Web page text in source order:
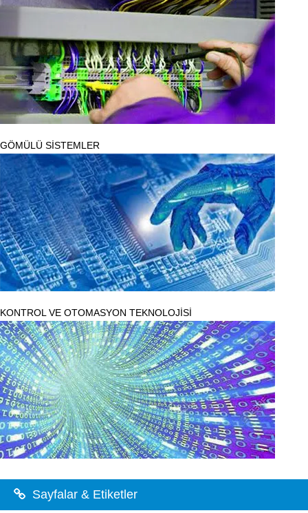
GÖMÜLÜ SİSTEMLER
KONTROL VE OTOMASYON TEKNOLOJİSİ
Sayfalar & Etiketler